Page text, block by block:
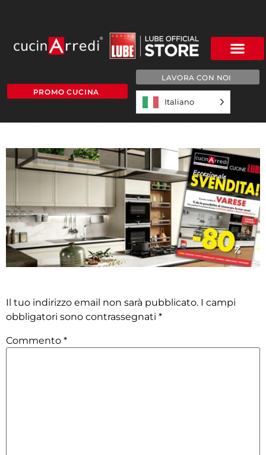
PROMO CUCINA
LAVORA CON NOI
Italiano
Il tuo indirizzo email non sarà pubblicato. I campi
obbligatori sono contrassegnati *
Commento *